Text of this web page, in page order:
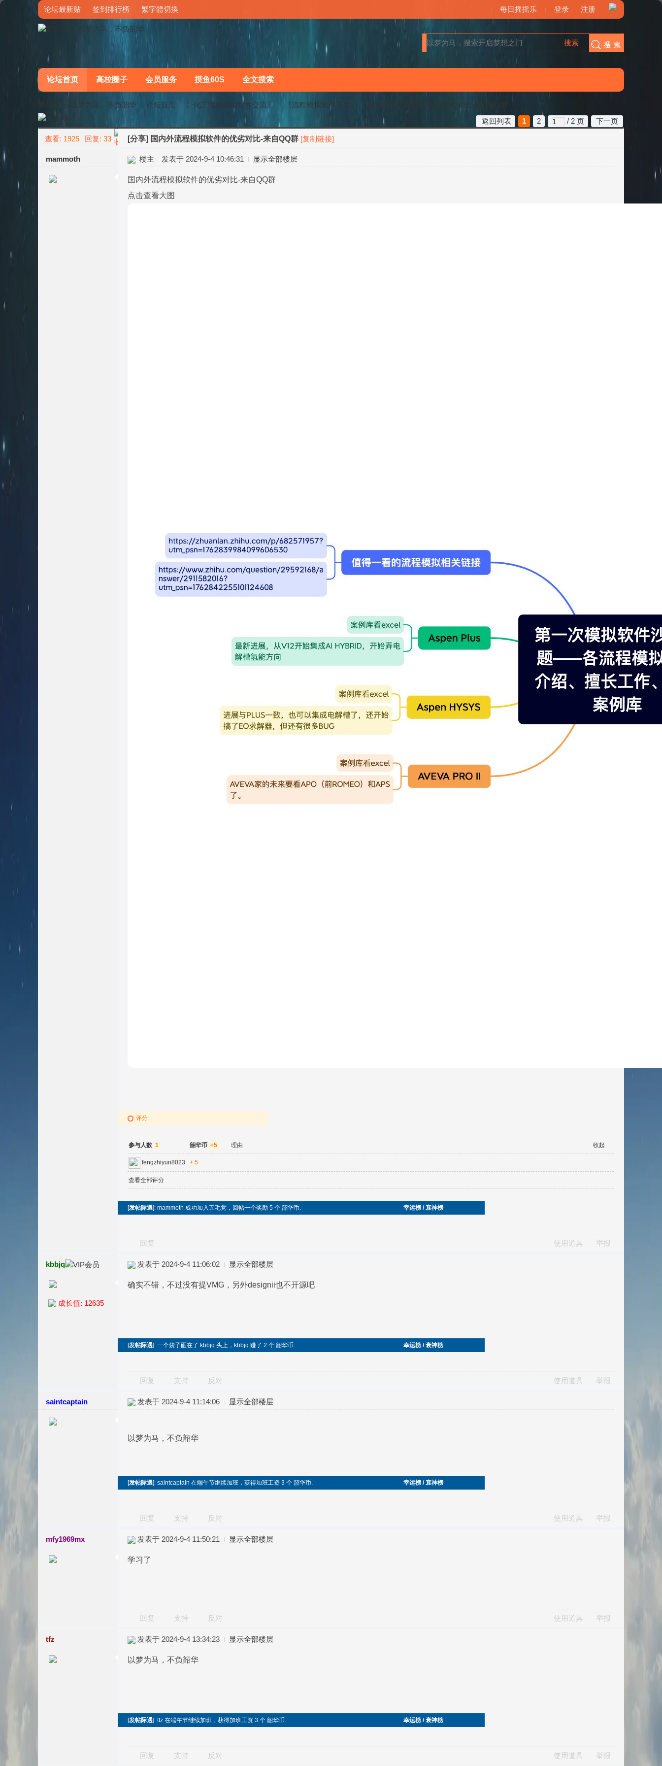
论坛最新贴 签到排行榜 繁字體切換 每日摇摇乐 登录 注册
搜索
论坛首页 高校圈子 会员服务 摸鱼60S 全文搜索
梦马论坛-以梦为马，不负韶华 论坛首页 〖化工流程模拟软件交流〗 『流程模拟软件开发』
国内外流程模拟软件的优劣对比-来自QQ群
1
2 / 2 页 下一页
返回列表
查看: 1925 回复: 33 [分享] 国内外流程模拟软件的优劣对比-来自QQ群 [复制链接]
mammoth 楼主 发表于 2024-9-4 10:46:31 显示全部楼层
国内外流程模拟软件的优劣对比-来自QQ群
点击查看大图
评分
参与人数 1 韶华币 +5 收起
理由
fengzhiyun8023 + 5
查看全部评分
[发帖际遇]: mammoth 成功加入五毛党，回帖一个奖励 5 个 韶华币. 幸运榜 / 衰神榜
回复 使用道具 举报
kbbjq
成长值: 12635
发表于 2024-9-4 11:06:02 显示全部楼层
确实不错，不过没有提VMG，另外designii也不开源吧
[发帖际遇]: 一个袋子砸在了 kbbjq 头上，kbbjq 赚了 2 个 韶华币. 幸运榜 / 衰神榜
回复 支持 反对 使用道具 举报
saintcaptain 发表于 2024-9-4 11:14:06 显示全部楼层
以梦为马，不负韶华
[发帖际遇]: saintcaptain 在端午节继续加班，获得加班工资 3 个 韶华币. 幸运榜 / 衰神榜
回复 支持 反对 使用道具 举报
mfy1969mx 发表于 2024-9-4 11:50:21 显示全部楼层
学习了
回复 支持 反对 使用道具 举报
tfz 发表于 2024-9-4 13:34:23 显示全部楼层
以梦为马，不负韶华
[发帖际遇]: tfz 在端午节继续加班，获得加班工资 3 个 韶华币. 幸运榜 / 衰神榜
回复 支持 反对 使用道具 举报